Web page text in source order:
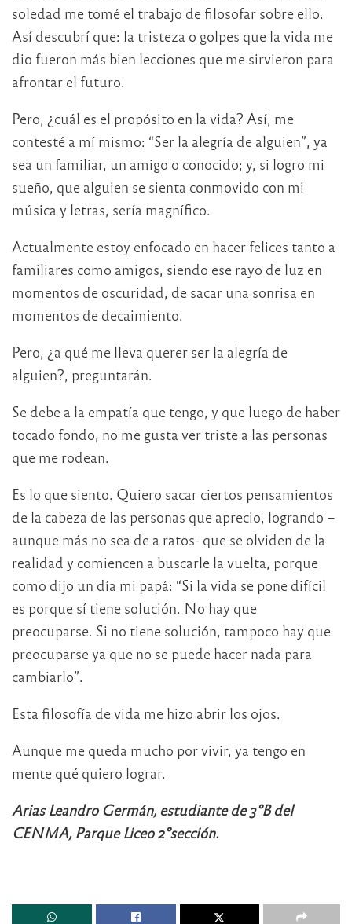
soledad me tomé el trabajo de filosofar sobre ello.
Así descubrí que: la tristeza o golpes que la vida me
dio fueron más bien lecciones que me sirvieron para
afrontar el futuro.
Pero, ¿cuál es el propósito en la vida? Así, me
contesté a mí mismo: “Ser la alegría de alguien”, ya
sea un familiar, un amigo o conocido; y, si logro mi
sueño, que alguien se sienta conmovido con mi
música y letras, sería magnífico.
Actualmente estoy enfocado en hacer felices tanto a
familiares como amigos, siendo ese rayo de luz en
momentos de oscuridad, de sacar una sonrisa en
momentos de decaimiento.
Pero, ¿a qué me lleva querer ser la alegría de
alguien?, preguntarán.
Se debe a la empatía que tengo, y que luego de haber
tocado fondo, no me gusta ver triste a las personas
que me rodean.
Es lo que siento. Quiero sacar ciertos pensamientos
de la cabeza de las personas que aprecio, logrando –
aunque más no sea de a ratos- que se olviden de la
realidad y comiencen a buscarle la vuelta, porque
como dijo un día mi papá: “Si la vida se pone difícil
es porque sí tiene solución. No hay que
preocuparse. Si no tiene solución, tampoco hay que
preocuparse ya que no se puede hacer nada para
cambiarlo”.
Esta filosofía de vida me hizo abrir los ojos.
Aunque me queda mucho por vivir, ya tengo en
mente qué quiero lograr.
Arias Leandro Germán, estudiante de 3°B del
CENMA, Parque Liceo 2°sección.